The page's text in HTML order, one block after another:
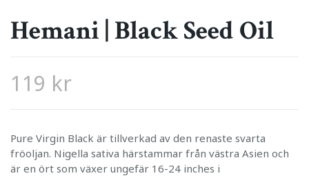
Hemani | Black Seed Oil
119 kr
Pure Virgin Black är tillverkad av den renaste svarta
fröoljan. Nigella sativa härstammar från västra Asien och
är en ört som växer ungefär 16-24 inches i